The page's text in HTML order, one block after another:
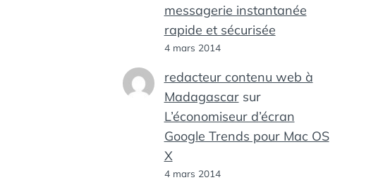
messagerie instantanée
rapide et sécurisée
4 mars 2014
redacteur contenu web à
Madagascarsur
L’économiseur d’écran
Google Trends pour Mac OS
X
4 mars 2014